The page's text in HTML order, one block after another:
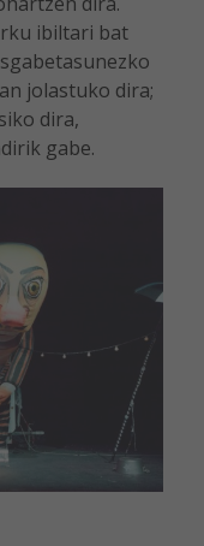
ibiltari bat
jolastuko dira;
dira,
gabe.